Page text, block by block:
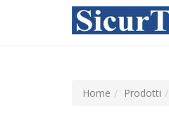
Home Prodotti